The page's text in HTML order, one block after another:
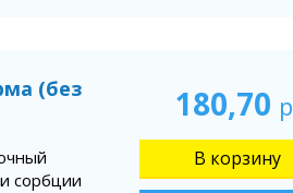
(без
сорбции
180,70